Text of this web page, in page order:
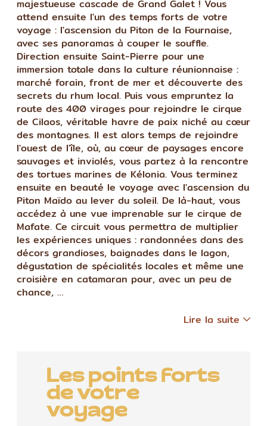
majestueuse cascade de Grand Galet ! Vous
attend ensuite l'un des temps forts de votre
voyage : l'ascension du Piton de la Fournaise,
avec ses panoramas à couper le souffle.
Direction ensuite Saint-Pierre pour une
immersion totale dans la culture réunionnaise :
marché forain, front de mer et découverte des
secrets du rhum local. Puis vous empruntez la
route des 400 virages pour rejoindre le cirque
de Cilaos, véritable havre de paix niché au cœur
des montagnes. Il est alors temps de rejoindre
l'ouest de l'île, où, au cœur de paysages encore
sauvages et inviolés, vous partez à la rencontre
des tortues marines de Kélonia. Vous terminez
ensuite en beauté le voyage avec l'ascension du
Piton Maïdo au lever du soleil. De là-haut, vous
accédez à une vue imprenable sur le cirque de
Mafate. Ce circuit vous permettra de multiplier
les expériences uniques : randonnées dans des
décors grandioses, baignades dans le lagon,
dégustation de spécialités locales et même une
croisière en catamaran pour, avec un peu de
chance, …
Lire la suite
Les points forts
de votre
voyage